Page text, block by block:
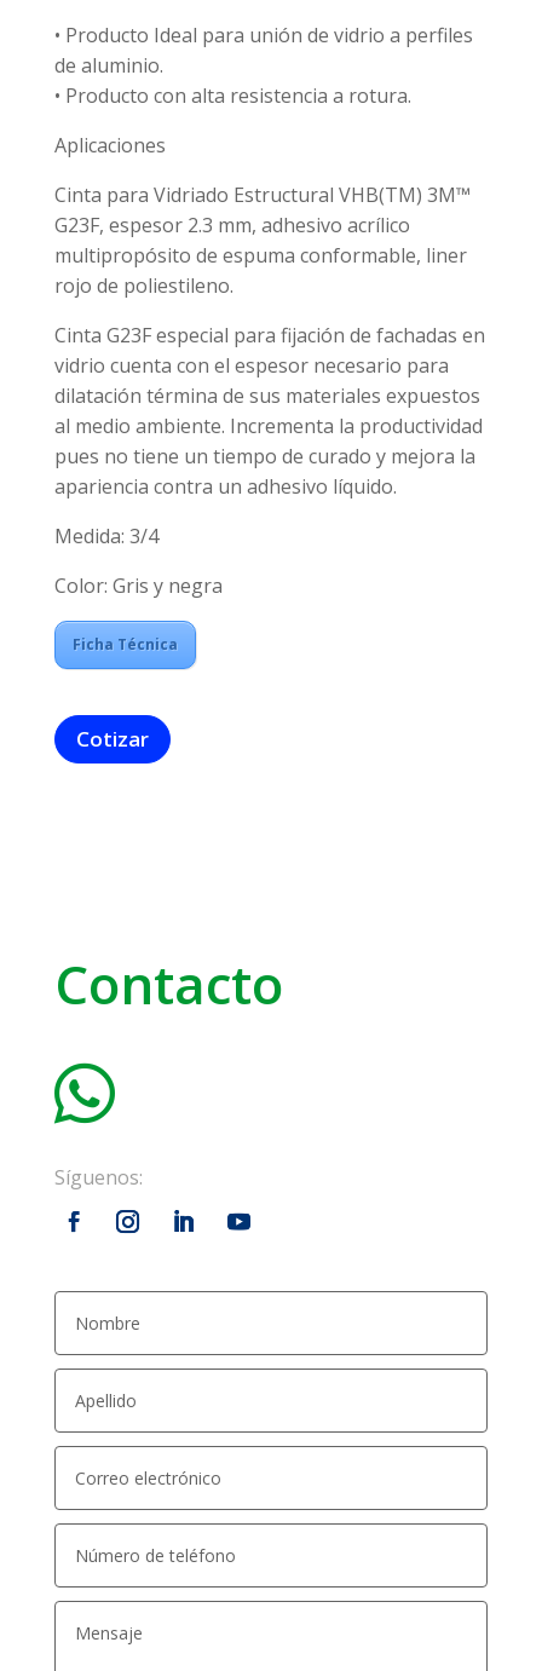
• Producto Ideal para unión de vidrio a perfiles
de aluminio.
• Producto con alta resistencia a rotura.
Aplicaciones
Cinta para Vidriado Estructural VHB(TM) 3M™
G23F, espesor 2.3 mm, adhesivo acrílico
multipropósito de espuma conformable, liner
rojo de poliestileno.
Cinta G23F especial para fijación de fachadas en
vidrio cuenta con el espesor necesario para
dilatación términa de sus materiales expuestos
al medio ambiente. Incrementa la productividad
pues no tiene un tiempo de curado y mejora la
apariencia contra un adhesivo líquido.
Medida: 3/4
Color: Gris y negra
Ficha Técnica
Cotizar
Contacto

Síguenos: